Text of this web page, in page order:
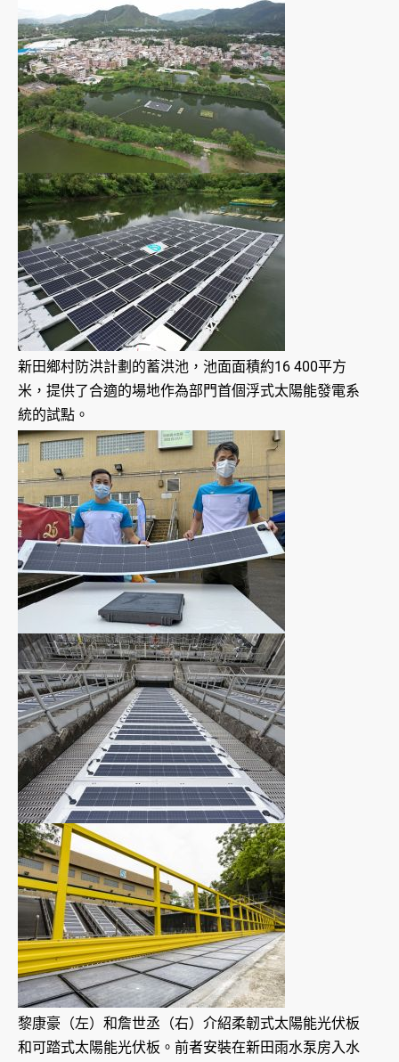
新田鄉村防洪計劃的蓄洪池，池面面積約16 400平方
米，提供了合適的場地作為部門首個浮式太陽能發電系
統的試點。
黎康豪（左）和詹世丞（右）介紹柔韌式太陽能光伏板
和可踏式太陽能光伏板。前者安裝在新田雨水泵房入水